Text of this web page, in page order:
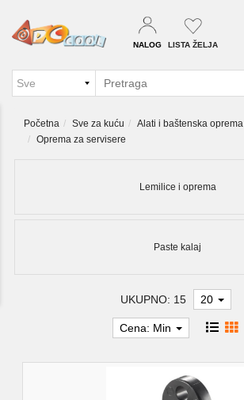
NALOG LISTA ŽELJA
Početna Sve za kuću
Alati i baštenska oprema
Oprema za servisere
Lemilice i oprema
Paste kalaj
UKUPNO: 15 20
Cena: Min